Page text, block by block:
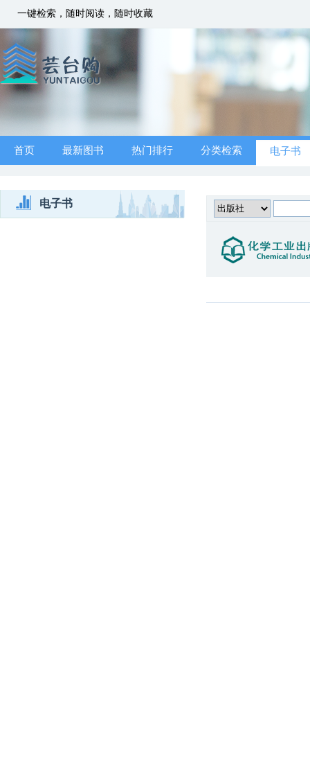
一键检索，随时阅读，随时收藏
首页 最新图书 热门排行 分类检索 电子书
电子书